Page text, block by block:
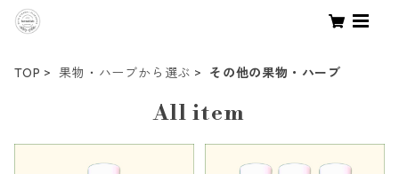
TOP 果物・ハーブから選ぶ その他の果物・ハーブ
All item